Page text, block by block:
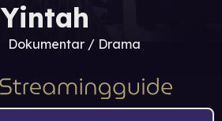
Yintah
Dokumentar / Drama